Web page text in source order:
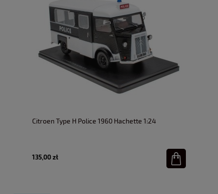
Citroen Type H Police 1960 Hachette 1:24
135,00 zł